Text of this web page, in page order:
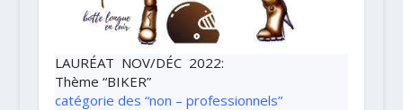
LAURÉAT NOV/DÉC 2022:
Thème “BIKER”
catégorie des “non – professionnels”